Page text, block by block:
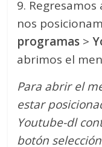
9. Regresamos
nos
programas >
abrimos el
Para abrir el
estar
Youtube-dl
botón